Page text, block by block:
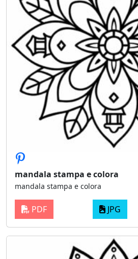
mandala stampa e colora
mandala stampa e colora
PDF JPG